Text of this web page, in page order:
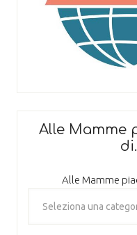
Alle Mamme
Alle Mamme